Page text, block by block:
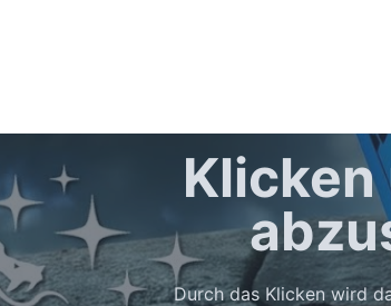
Klicken
Durch das Klicken wird